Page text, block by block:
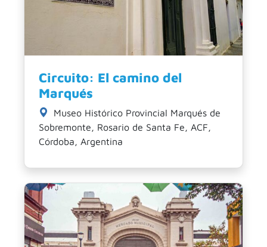
Circuito: El camino del
Marqués
Museo Histórico Provincial Marqués de
Sobremonte, Rosario de Santa Fe, ACF,
Córdoba, Argentina